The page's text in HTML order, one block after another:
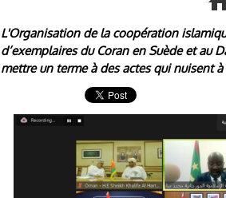
L'Organisation de la coopération
d’exemplaires du Coran en Suède et au
mettre un terme à des actes qui nuisent